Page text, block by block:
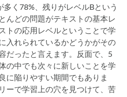
く78%、残りがレベルBという
んどの問題がテキストの基本レ
トの応用レベルということで学
入れられているかどうかがその
だったと言えます。反面で、5
の中でも次々に新しいことを学
に陥りやすい期間でもありま
ーで学習上の穴を見つけて、苦